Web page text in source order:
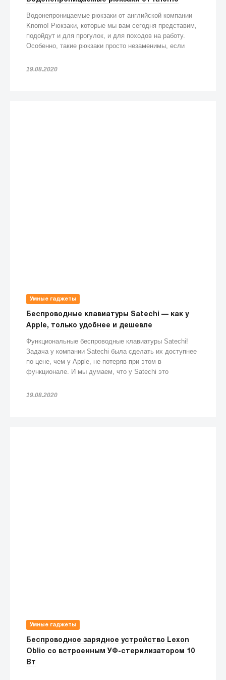
Водонепроницаемые рюкзаки от английской компании
Knomo! Рюкзаки, которые мы вам сегодня представим,
подойдут и для прогулок, и для походов на работу.
Особенно, такие рюкзаки просто незаменимы, если
19.08.2020
Умные гаджеты
Беспроводные клавиатуры Satechi — как у
Apple, только удобнее и дешевле
Функциональные беспроводные клавиатуры Satechi!
Задача у компании Satechi была сделать их доступнее
по цене, чем у Apple, не потеряв при этом в
функционале. И мы думаем, что у Satechi это
19.08.2020
Умные гаджеты
Беспроводное зарядное устройство Lexon
Oblio со встроенным УФ-стерилизатором 10
Вт